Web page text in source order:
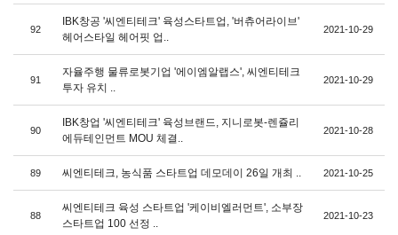
92
IBK창공 '씨엔티테크' 육성스타트업, '버츄어라이브'
헤어스타일 헤어핏 업..
2021-10-29
91
자율주행 물류로봇기업 '에이엠알랩스', 씨엔티테크
투자 유치 ..
2021-10-29
90
IBK창업 '씨엔티테크' 육성브랜드, 지니로봇-렌쥴리
에듀테인먼트 MOU 체결..
2021-10-28
89 씨엔티테크, 농식품 스타트업 데모데이 26일 개최 .. 2021-10-25
88
씨엔티테크 육성 스타트업 '케이비엘러먼트', 소부장
스타트업 100 선정 ..
2021-10-23